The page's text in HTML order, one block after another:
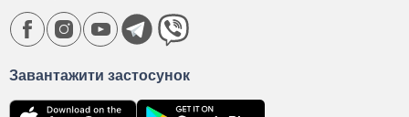
Завантажити застосунок